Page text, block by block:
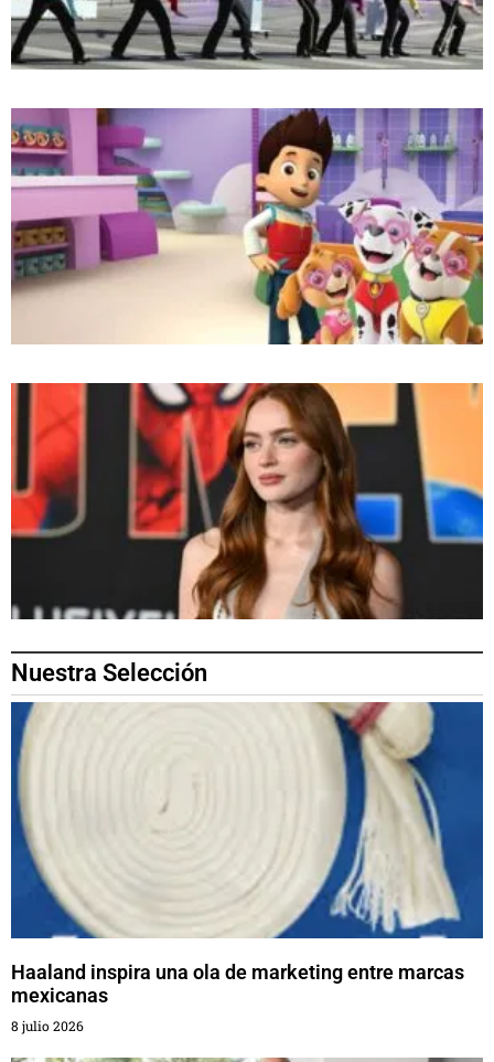
Nuestra Selección
Haaland inspira una ola de marketing entre marcas
mexicanas
8 julio 2026